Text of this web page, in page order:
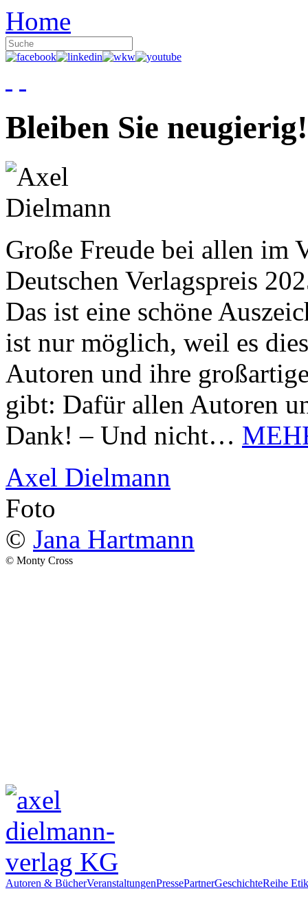
Home
Bleiben Sie neugierig!
Große Freude bei allen im
Deutschen Verlagspreis
Das ist eine schöne
ist nur möglich, weil es
Autoren und ihre
gibt: Dafür allen Autoren
Dank! – Und nicht…
Axel Dielmann
Foto
© Jana Hartmann
© Monty Cross
Autoren & BücherVeranstaltungenPressePartnerGeschichteReihe